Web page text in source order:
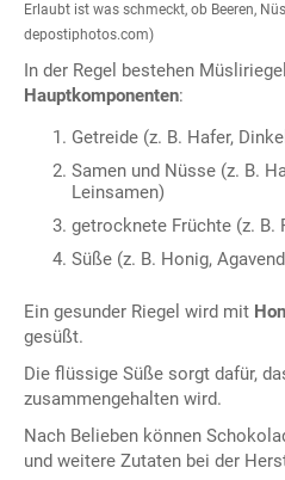
Erlaubt ist was schmeckt, ob Beeren,
depostiphotos.com)
In der Regel bestehen
Hauptkomponenten:
Getreide (z. B. Hafer,
Samen und Nüsse (z. B.
Leinsamen)
getrocknete Früchte (z. B.
Süße (z. B. Honig,
Ein gesunder Riegel wird mit
gesüßt.
Die flüssige Süße sorgt dafür,
zusammengehalten wird.
Nach Belieben können
und weitere Zutaten bei der